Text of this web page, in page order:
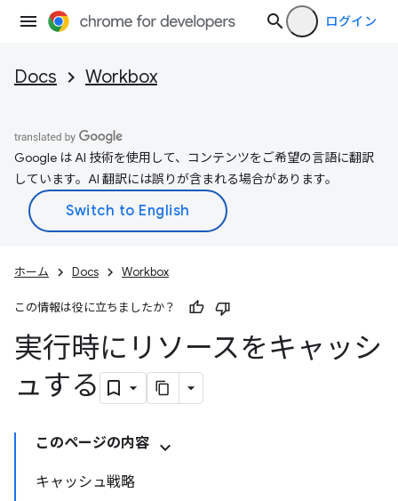
ログイン
Docs Workbox
Google は AI 技術を使用して、コンテンツをご希望の言語に翻訳
しています。AI 翻訳には誤りが含まれる場合があります。
ホーム Docs Workbox
この情報は役に立ちましたか？
実行時にリソースをキャッシ
ュする
このページの内容
キャッシュ戦略